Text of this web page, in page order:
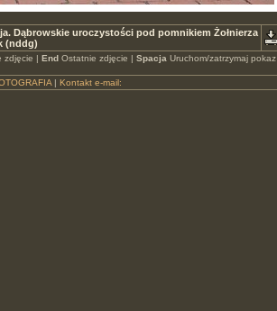
Dąbrowskie uroczystości pod pomnikiem Żołnierza
(nddg)
zdjęcie | EndOstatnie zdjęcie | Spacja Uruchom/zatrzymaj pokaz
| Kontakt e-mail: